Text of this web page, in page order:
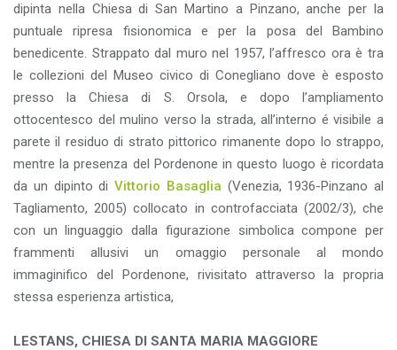
dipinta nella Chiesa di San Martino a Pinzano, anche per la
puntuale ripresa fisionomica e per la posa del Bambino
benedicente. Strappato dal muro nel 1957, l’affresco ora è tra
le collezioni del Museo civico di Conegliano dove è esposto
presso la Chiesa di S. Orsola, e dopo l’ampliamento
ottocentesco del mulino verso la strada, all’interno é visibile a
parete il residuo di strato pittorico rimanente dopo lo strappo,
mentre la presenza del Pordenone in questo luogo è ricordata
da un dipinto di Vittorio Basaglia (Venezia, 1936-Pinzano al
Tagliamento, 2005) collocato in controfacciata (2002/3), che
con un linguaggio dalla figurazione simbolica compone per
frammenti allusivi un omaggio personale al mondo
immaginifico del Pordenone, rivisitato attraverso la propria
stessa esperienza artistica,
LESTANS, CHIESA DI SANTA MARIA MAGGIORE